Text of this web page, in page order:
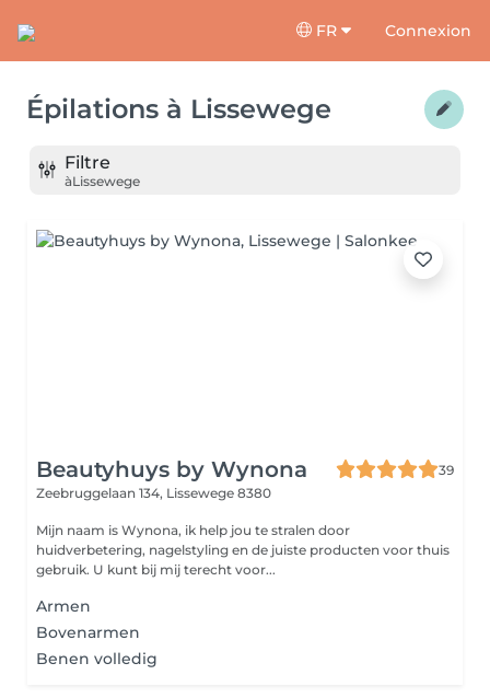
FR Connexion
Épilations à Lissewege
Filtre
àLissewege
Beautyhuys by Wynona
39
Zeebruggelaan 134, Lissewege 8380
Mijn naam is Wynona, ik help jou te stralen door
huidverbetering, nagelstyling en de juiste producten voor thuis
gebruik. U kunt bij mij terecht voor...
Armen
Bovenarmen
Benen volledig